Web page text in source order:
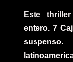
Este
entero. 7